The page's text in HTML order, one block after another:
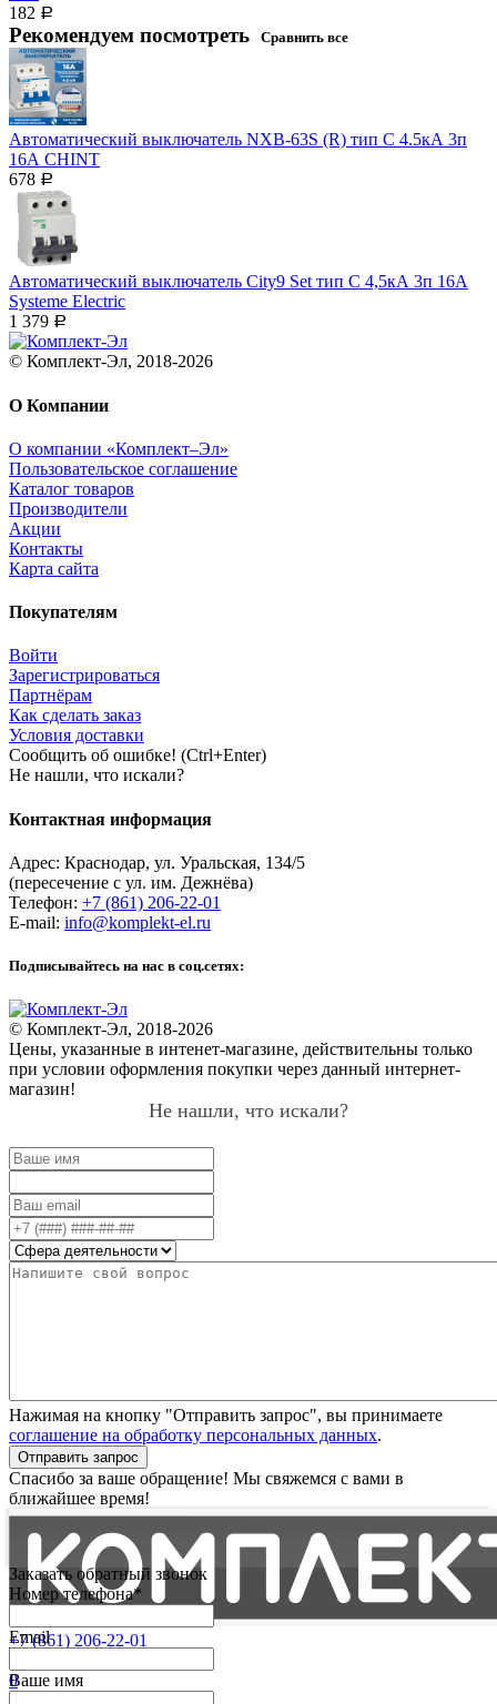
182 Р
Рекомендуем посмотреть Сравнить все
Автоматический выключатель NXB-63S (R) тип С 4.5кА 3п
16А CHINT
678 Р
Автоматический выключатель City9 Set тип С 4,5кА 3п 16А
Systeme Electric
1 379 Р
© Комплект-Эл, 2018-2026
О Компании
О компании «Комплект–Эл»
Пользовательское соглашение
Каталог товаров
Производители
Акции
Контакты
Карта сайта
Покупателям
Войти
Зарегистрироваться
Партнёрам
Как сделать заказ
Условия доставки
Сообщить об ошибке! (Ctrl+Enter)
Не нашли, что искали?
Контактная информация
Адрес: Краснодар, ул. Уральская, 134/5
(пересечение с ул. им. Дежнёва)
Телефон: +7 (861) 206-22-01
E-mail: info@komplekt-el.ru
Подписывайтесь на нас в соц.сетях:
© Комплект-Эл, 2018-2026
Цены, указанные в интенет-магазине, действительны только
при условии оформления покупки через данный интернет-
магазин!
Не нашли, что искали?
Нажимая на кнопку "Отправить запрос", вы принимаете
соглашение на обработку персональных данных.
Отправить запрос
Спасибо за ваше обращение! Мы свяжемся с вами в
ближайшее время!
+7 (861) 206-22-01
0
Заказать обратный звонок
Номер телефона*
Email
Ваше имя